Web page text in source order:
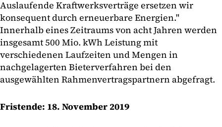
Auslaufende Kraftwerksverträge ersetzen wir
konsequent durch erneuerbare Energien."
Innerhalb eines Zeitraums von acht Jahren werden
insgesamt 500 Mio. kWh Leistung mit
verschiedenen Laufzeiten und Mengen in
nachgelagerten Bieterverfahren bei den
ausgewählten Rahmenvertragspartnern abgefragt.
Fristende: 18. November 2019